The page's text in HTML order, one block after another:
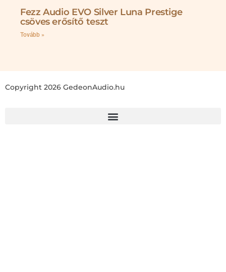
Fezz Audio EVO Silver Luna Prestige
csöves erősítő teszt
Tovább »
Copyright 2026 GedeonAudio.hu